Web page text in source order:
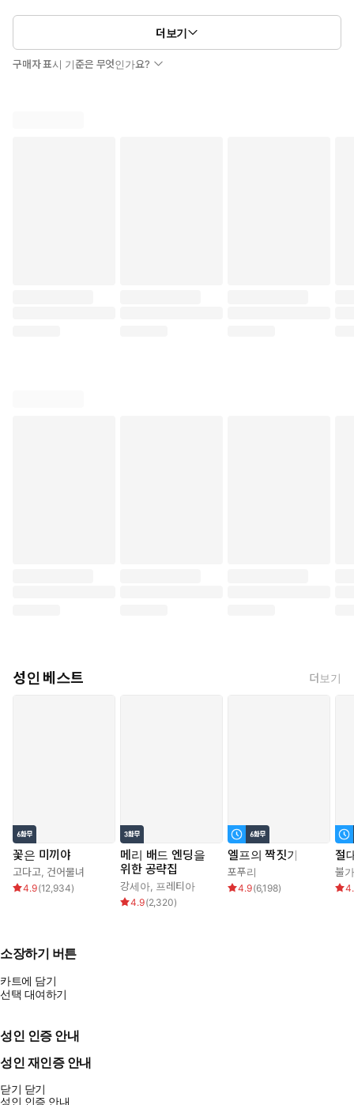
더보기
구매자 표시 기준은 무엇인가요?
성인 베스트 더보기
꽃은 미끼야
고다고, 건어물녀
4.9(12,934)
메리 배드 엔딩을
위한 공략집
강세아, 프레티아
4.9(2,320)
엘프의 짝짓기
포푸리
4.9(6,198)
절
불
소장하기 버튼
카트에 담기
선택 대여하기
성인 인증 안내
성인 재인증 안내
닫기 닫기
성인 인증 안내